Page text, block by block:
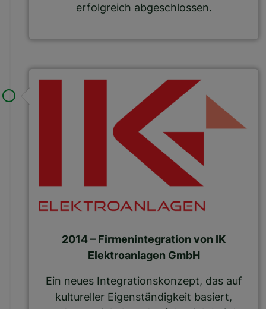
erfolgreich abgeschlossen.
2014 – Firmenintegration von IK
Elektroanlagen GmbH
Ein neues Integrationskonzept, das auf
kultureller Eigenständigkeit basiert,